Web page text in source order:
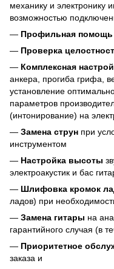
механику и электронику
возможностью
— Профильная помощь
— Проверка
— Комплексная
анкера, прогиба грифа,
установление
параметров
(интонирование) на
— Замена струн при
инструментом
— Настройка высоты
электроакустик и бас
— Шлифовка кромок
ладов) при
— Замена гитары на
гарантийного случая (в
— Приоритетное
заказа и